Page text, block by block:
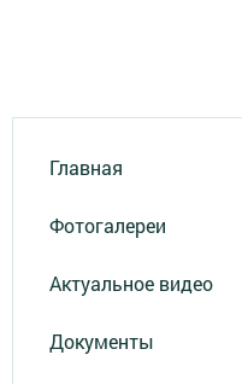
Главная
Фотогалереи
Актуальное видео
Документы